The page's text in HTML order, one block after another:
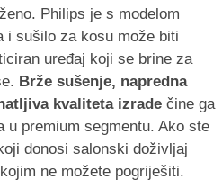
Philips je s modelom
i sušilo za kosu može biti
uređaj koji se brine za
Brže sušenje, napredna
kvaliteta izrade čine ga
u premium segmentu. Ako ste
donosi salonski doživljaj
ne možete pogriješiti.